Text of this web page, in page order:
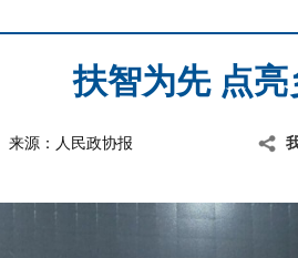
扶智为先 点
来源：人民政协报